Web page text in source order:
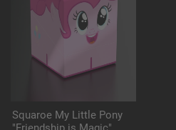
Squaroe My Little Pony